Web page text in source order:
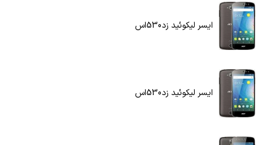
ایسر لیکوئید زد530اس
ایسر لیکوئید زد530اس